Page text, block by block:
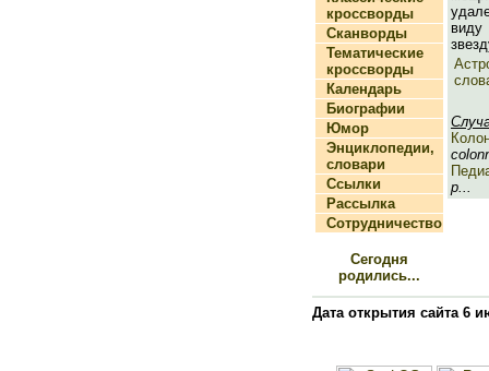
кроссворды
Сканворды
Тематические
кроссворды
Календарь
Биографии
Юмор
Энциклопедии,
словари
Ссылки
Рассылка
Сотрудничество
Сегодня
родились...
р...
Дата открытия сайта 6